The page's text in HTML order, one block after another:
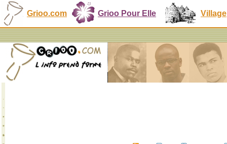
Grioo.com Grioo Pour Elle Village